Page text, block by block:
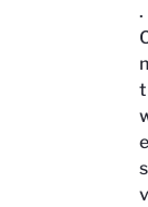
.
t